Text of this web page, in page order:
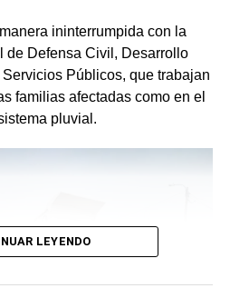
ininterrumpida con la
de Defensa Civil, Desarrollo
Públicos, que trabajan
familias afectadas como en el
pluvial.
LEYENDO